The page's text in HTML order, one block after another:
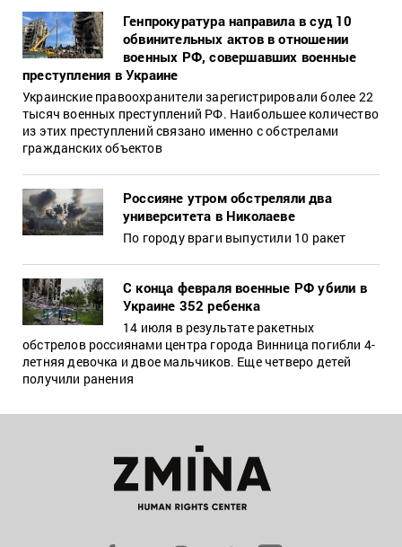
Генпрокуратура направила в суд 10
обвинительных актов в отношении
военных РФ, совершавших военные
преступления в Украине
Украинские правоохранители зарегистрировали более 22
тысяч военных преступлений РФ. Наибольшее количество
из этих преступлений связано именно с обстрелами
гражданских объектов
Россияне утром обстреляли два
университета в Николаеве
По городу враги выпустили 10 ракет
С конца февраля военные РФ убили в
Украине 352 ребенка
14 июля в результате ракетных
обстрелов россиянами центра города Винница погибли 4-
летняя девочка и двое мальчиков. Еще четверо детей
получили ранения